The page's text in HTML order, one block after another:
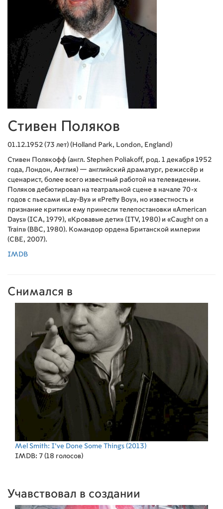
Стивен Поляков
01.12.1952 (73 лет) (Holland Park, London, England)
Стивен Полякофф (англ. Stephen Poliakoff, род. 1 декабря 1952
года, Лондон, Англия) — английский драматург, режиссёр и
сценарист, более всего известный работой на телевидении.
Поляков дебютировал на театральной сцене в начале 70-х
годов с пьесами «Lay-By» и «Pretty Boy», но известность и
признание критики ему принесли телепостановки «American
Days» (ICA, 1979), «Кровавые дети» (ITV, 1980) и «Caught on a
Train» (BBC, 1980). Командор ордена Британской империи
(CBE, 2007).
IMDB
Снимался в
Mel Smith: I've Done Some Things (2013)
IMDB: 7 (18 голосов)
Учавствовал в создании